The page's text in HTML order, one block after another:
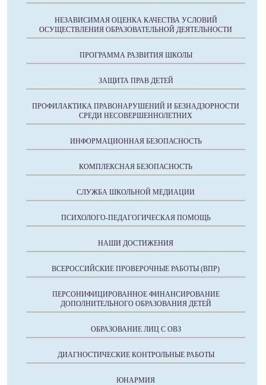
НЕЗАВИСИМАЯ ОЦЕНКА КАЧЕСТВА УСЛОВИЙ
ОСУЩЕСТВЛЕНИЯ ОБРАЗОВАТЕЛЬНОЙ ДЕЯТЕЛЬНОСТИ
ПРОГРАММА РАЗВИТИЯ ШКОЛЫ
ЗАЩИТА ПРАВ ДЕТЕЙ
ПРОФИЛАКТИКА ПРАВОНАРУШЕНИЙ И БЕЗНАДЗОРНОСТИ
СРЕДИ НЕСОВЕРШЕННОЛЕТНИХ
ИНФОРМАЦИОННАЯ БЕЗОПАСНОСТЬ
КОМПЛЕКСНАЯ БЕЗОПАСНОСТЬ
СЛУЖБА ШКОЛЬНОЙ МЕДИАЦИИ
ПСИХОЛОГО-ПЕДАГОГИЧЕСКАЯ ПОМОЩЬ
НАШИ ДОСТИЖЕНИЯ
ВСЕРОССИЙСКИЕ ПРОВЕРОЧНЫЕ РАБОТЫ (ВПР)
ПЕРСОНИФИЦИРОВАННОЕ ФИНАНСИРОВАНИЕ
ДОПОЛНИТЕЛЬНОГО ОБРАЗОВАНИЯ ДЕТЕЙ
ОБРАЗОВАНИЕ ЛИЦ С ОВЗ
ДИАГНОСТИЧЕСКИЕ КОНТРОЛЬНЫЕ РАБОТЫ
ЮНАРМИЯ